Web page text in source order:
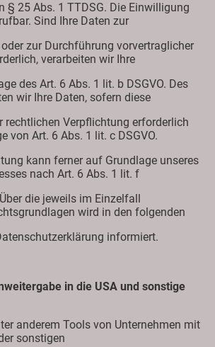
§ 25 Abs. 1 TTDSG. Die Einwilligung
Sind Ihre Daten zur
zur Durchführung vorvertraglicher
verarbeiten wir Ihre
des Art. 6 Abs. 1 lit. b DSGVO. Des
wir Ihre Daten, sofern diese
rechtlichen Verpflichtung erforderlich
von Art. 6 Abs. 1 lit. c DSGVO.
kann ferner auf Grundlage unseres
nach Art. 6 Abs. 1 lit. f
die jeweils im Einzelfall
wird in den folgenden
informiert.
in die USA und sonstige
anderem Tools von Unternehmen mit
sonstigen